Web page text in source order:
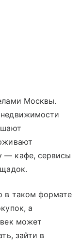
Москвы.
— кафе, сервисы
в таком формате
а
может
зайти в